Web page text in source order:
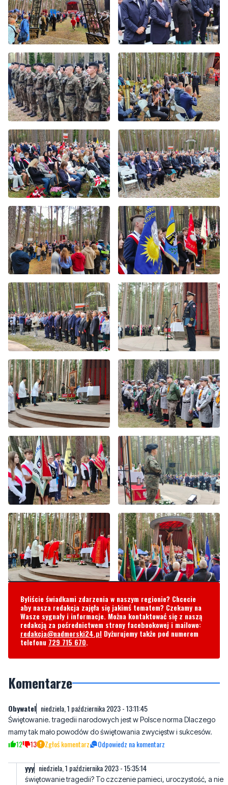
Byliście świadkami zdarzenia w naszym regionie? Chcecie
aby nasza redakcja zajęła się jakimś tematem? Czekamy na
Wasze sygnały i informacje. Można kontaktować się z naszą
redakcją za pośrednictwem strony facebookowej i mailowo:
redakcja@nadmorski24.pl Dyżurujemy także pod numerem
telefonu 729 715 670.
Komentarze
Obywatel niedziela, 1 października 2023 - 13:11:45
Świętowanie. tragedii narodowych jest w Polsce norma Dlaczego
mamy tak mało powodów do świętowania zwycięstw i sukcesów.
12 13 Zgłoś komentarz Odpowiedz na komentarz
yyy niedziela, 1 października 2023 - 15:35:14
świętowanie tragedii? To czczenie pamieci, uroczystość, a nie